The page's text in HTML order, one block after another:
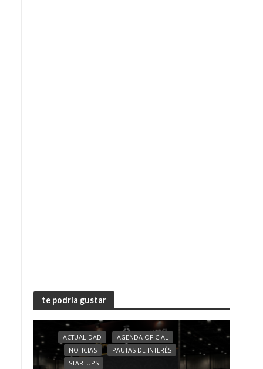
te podría gustar
ACTUALIDAD
AGENDA OFICIAL
NOTICIAS
PAUTAS DE INTERÉS
STARTUPS